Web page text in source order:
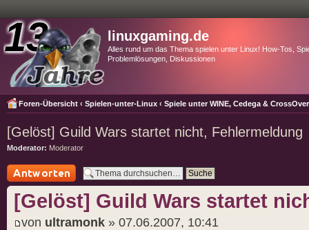
linuxgaming.de
Alles rund um das Thema spielen unter Linux! How-Tos,
Problemlösungen, Diskussionen
Foren-Übersicht ‹ Spielen-unter-Linux ‹ Spiele unter WINE, Cedega &
[Gelöst] Guild Wars startet nicht, Fehlermeldung
Moderator: Moderator
Antwort schreiben
[Gelöst] Guild Wars startet
von ultramonk » 07.06.2007, 10:41